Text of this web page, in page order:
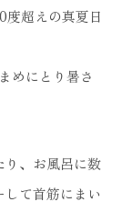
超えの真夏日
めにとり暑さ
り、お風呂に数
て首筋にまい